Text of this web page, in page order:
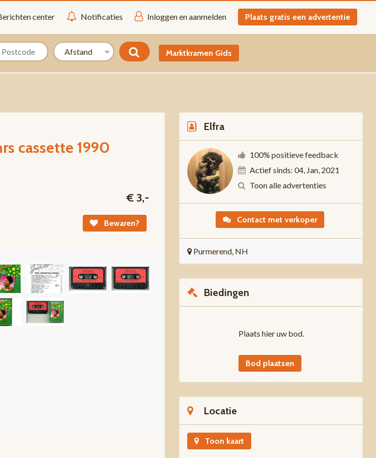
center Notificaties Inloggen en aanmelden Plaats gratis een advertentie
Marktkramen Gids
cassette 1990
€ 3,-
Bewaren?
Elfra
100% positieve feedback
Actief sinds: 04, Jan, 2021
Toon alle advertenties
Contact met verkoper
Purmerend, NH
Biedingen
Plaats hier uw bod.
Bod plaatsen
Locatie
Toon kaart